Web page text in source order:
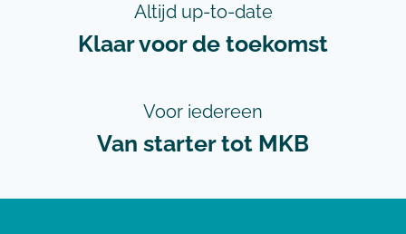
Altijd up-to-date
Klaar voor de toekomst
Voor iedereen
Van starter tot MKB